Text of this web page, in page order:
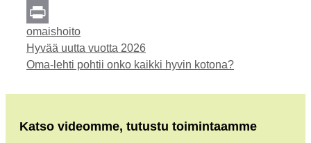
Link
Email
Print
Kategoriat
omaishoito
Hyvää uutta vuotta 2026
Oma-lehti pohtii onko kaikki hyvin kotona?
Katso videomme, tutustu toimintaamme